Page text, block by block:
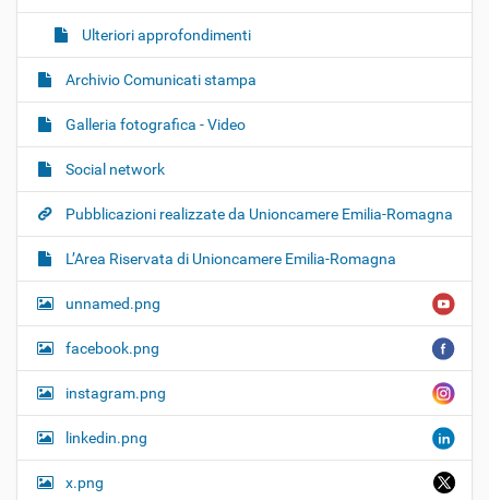
Ulteriori approfondimenti
Archivio Comunicati stampa
Galleria fotografica - Video
Social network
Pubblicazioni realizzate da Unioncamere Emilia-Romagna
L’Area Riservata di Unioncamere Emilia-Romagna
unnamed.png
facebook.png
instagram.png
linkedin.png
x.png